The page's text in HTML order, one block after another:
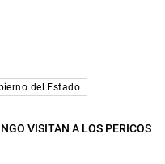
del Estado
VISITAN A LOS PERICOS